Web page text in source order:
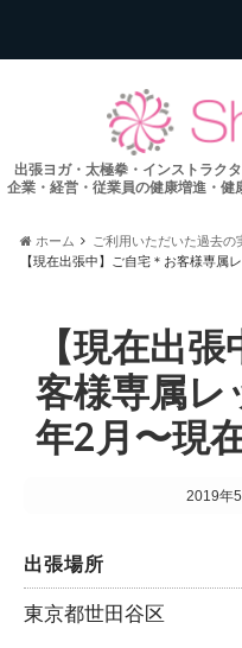
出張ヨガ・太極拳・インストラク
企業・経営・従業員の健康増進・健
ホーム
ご利用いただいた過去の
【現在出張中】ご自宅＊お客様専属
【現在出
客様専属
年2月〜現
2019年
出張場所
東京都世田谷区